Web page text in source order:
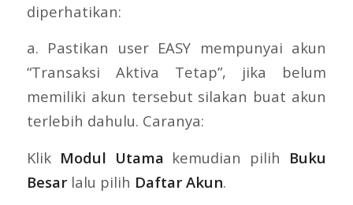
diperhatikan:
a. Pastikan user EASY mempunyai akun
“Transaksi Aktiva Tetap”, jika belum
memiliki akun tersebut silakan buat akun
terlebih dahulu. Caranya:
Klik Modul Utama kemudian pilih Buku
Besarlalu pilih Daftar Akun.